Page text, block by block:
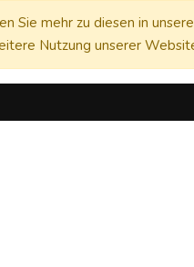
Sie mehr zu diesen in
Nutzung unserer